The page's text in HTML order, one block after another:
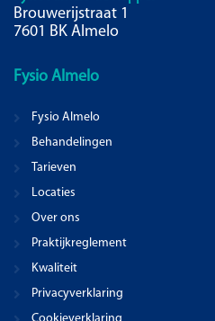
Brouwerijstraat 1
7601 BK Almelo
Fysio Almelo
Fysio Almelo
Behandelingen
Tarieven
Locaties
Over ons
Praktijkreglement
Kwaliteit
Privacyverklaring